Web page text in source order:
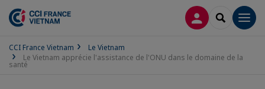
CONNEXION
CCI France Vietnam
Le Vietnam
Le Vietnam apprécie l'assistance de l'ONU dans le domaine de la
santé